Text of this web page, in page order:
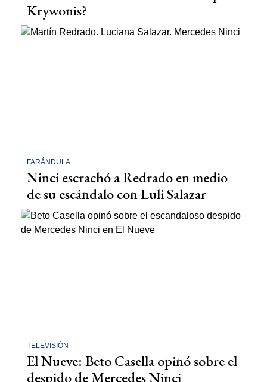
Krywonis?
FARÁNDULA
Ninci escrachó a Redrado en medio
de su escándalo con Luli Salazar
TELEVISIÓN
El Nueve: Beto Casella opinó sobre el
despido de Mercedes Ninci